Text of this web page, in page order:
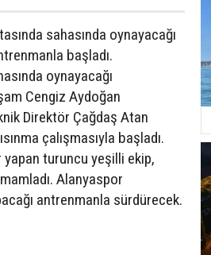
sahasında oynayacağı
başladı.
oynayacağı
Cengiz Aydoğan
Direktör Çağdaş Atan
çalışmasıyla başladı.
yapan turuncu yeşilli ekip,
Alanyaspor
antrenmanla sürdürecek.